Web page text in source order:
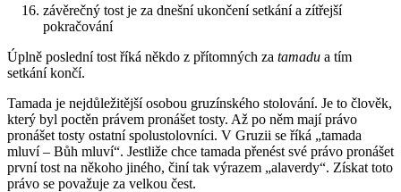
závěrečný tost je za dnešní ukončení setkání a zítřejší
pokračování
Úplně poslední tost říká někdo z přítomných za tamadu a tím
setkání končí.
Tamada je nejdůležitější osobou gruzínského stolování. Je to člověk,
který byl poctěn právem pronášet tosty. Až po něm mají právo
pronášet tosty ostatní spolustolovníci. V Gruzii se říká „tamada
mluví – Bůh mluví“. Jestliže chce tamada přenést své právo pronášet
první tost na někoho jiného, činí tak výrazem „alaverdy“. Získat toto
právo se považuje za velkou čest.